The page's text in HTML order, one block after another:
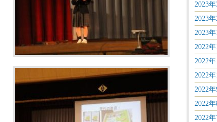
2023年
2023年
2023年
2022年
2022年
2022年
2022年
2022年
2022年